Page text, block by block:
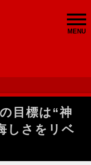
MENU
目標は“神
しさをリベ